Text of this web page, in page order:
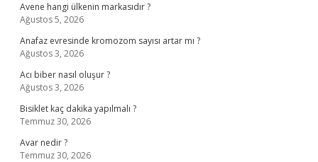
Avene hangi ülkenin markasıdır ?
Ağustos 5, 2026
Anafaz evresinde kromozom sayısı artar mı ?
Ağustos 3, 2026
Acı biber nasıl oluşur ?
Ağustos 3, 2026
Bisiklet kaç dakika yapılmalı ?
Temmuz 30, 2026
Avar nedir ?
Temmuz 30, 2026